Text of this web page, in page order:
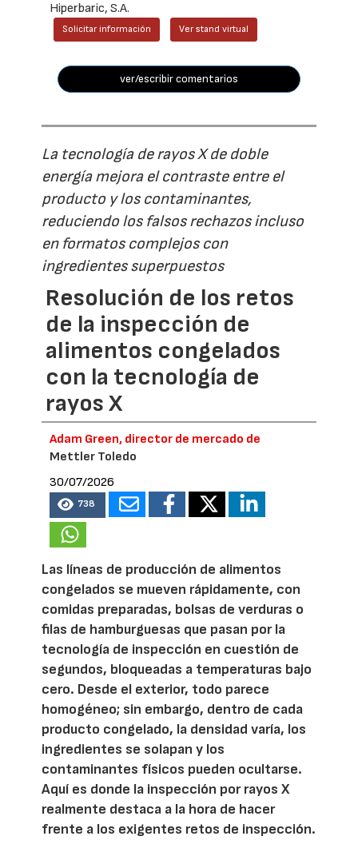
Hiperbaric, S.A.
Solicitar información Ver stand virtual
ver/escribir comentarios
La tecnología de rayos X de doble
energía mejora el contraste entre el
producto y los contaminantes,
reduciendo los falsos rechazos incluso
en formatos complejos con
ingredientes superpuestos
Resolución de los retos
de la inspección de
alimentos congelados
con la tecnología de
rayos X
Adam Green, director de mercado de
Mettler Toledo
30/07/2026
738
Las líneas de producción de alimentos
congelados se mueven rápidamente, con
comidas preparadas, bolsas de verduras o
filas de hamburguesas que pasan por la
tecnología de inspección en cuestión de
segundos, bloqueadas a temperaturas bajo
cero. Desde el exterior, todo parece
homogéneo; sin embargo, dentro de cada
producto congelado, la densidad varía, los
ingredientes se solapan y los
contaminantes físicos pueden ocultarse.
Aquí es donde la inspección por rayos X
realmente destaca a la hora de hacer
frente a los exigentes retos de inspección.